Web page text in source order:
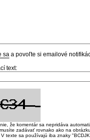
sa a povoľte si emailové
text:
že komentár sa nepridáva
zadávať rovnako ako na
texte sa používajú iba znaky